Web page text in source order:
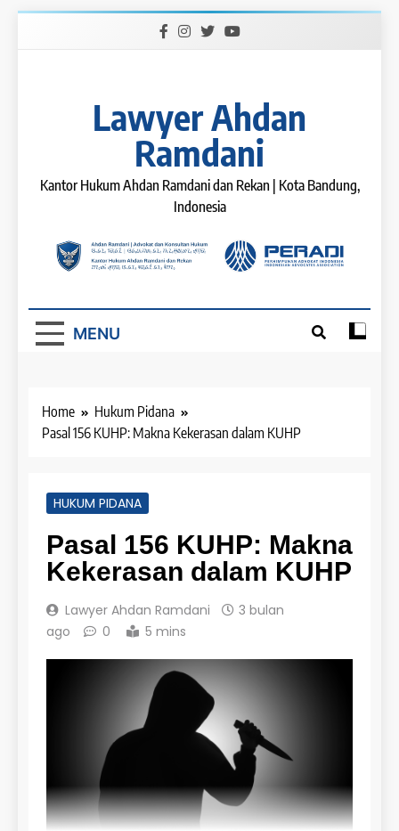
Lawyer Ahdan
Ramdani
Kantor Hukum Ahdan Ramdani dan Rekan | Kota Bandung,
Indonesia
MENU
Home
Hukum Pidana
Pasal 156 KUHP: Makna Kekerasan dalam KUHP
HUKUM PIDANA
Pasal 156 KUHP: Makna
Kekerasan dalam KUHP
Lawyer Ahdan Ramdani
3 bulan
ago
0 5 mins